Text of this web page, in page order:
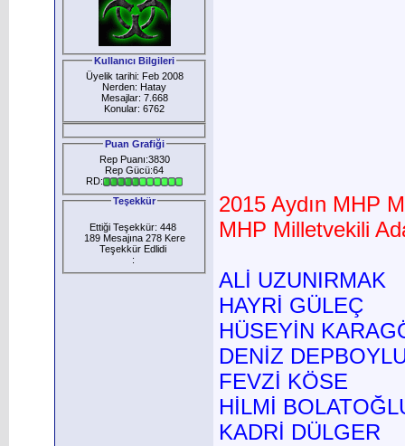
Kullanıcı Bilgileri
Üyelik tarihi: Feb 2008
Nerden: Hatay
Mesajlar: 7.668
Konular: 6762
Puan Grafiği
Rep Puanı:3830
Rep Gücü:64
RD:
Teşekkür
Ettiği Teşekkür: 448
189 Mesajına 278 Kere
Teşekkür Edlidi
:
2015 Aydın MHP
MHP Milletvekili
ALİ UZUNIRMAK
HAYRİ GÜLEÇ
HÜSEYİN
DENİZ
FEVZİ KÖSE
HİLMİ
KADRİ DÜLGER